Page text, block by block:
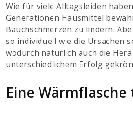
Wie für viele Alltagsleiden
Generationen Hausmittel
Bauchschmerzen zu lindern.
so individuell wie die Ursachen
wodurch natürlich auch die
unterschiedlichem Erfolg
Eine